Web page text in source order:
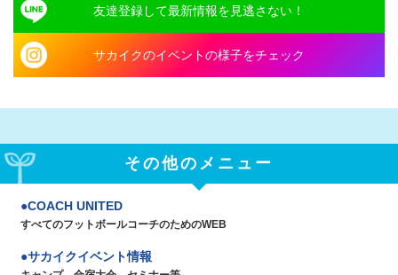
友達登録して最新情報を見逃さない！
サカイクのイベントの様子をチェック
その他のメニュー
COACH UNITED
すべてのフットボールコーチのためのWEB
サカイクイベント情報